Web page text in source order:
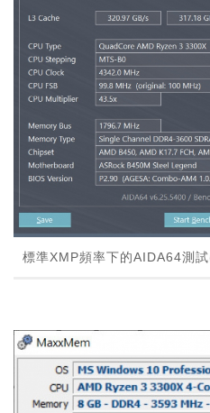
標準XMP頻率下的AIDA64測